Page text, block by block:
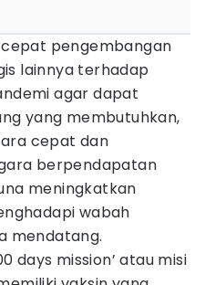
pengembangan
lainnya terhadap
agar dapat
yang membutuhkan,
cepat dan
berpendapatan
meningkatkan
wabah
mendatang.
days mission’ atau misi